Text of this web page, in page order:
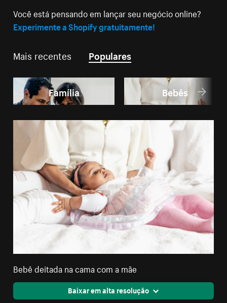
Você está pensando em lançar seu negócio online?
Experimente a Shopify gratuitamente!
Mais recentes Populares
Família Bebês
Bebê deitada na cama com a mãe
Baixar em alta resolução